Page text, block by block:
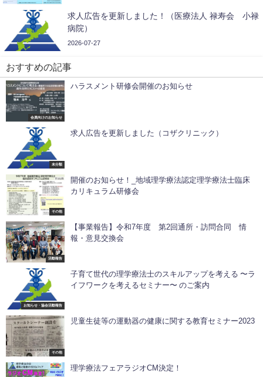
求人広告を更新しました！（医療法人 禄寿会 小禄
病院）
2026-07-27
おすすめの記事
会員向けのお知らせ
ハラスメント研修会開催のお知らせ
未分類
求人広告を更新しました（コザクリニック）
その他
開催のお知らせ！_地域理学療法認定理学療法士臨床
カリキュラム研修会
活動報告
【事業報告】令和7年度 第2回通所・訪問合同 情
報・意見交換会
お知らせ・協会活動報告
子育て世代の理学療法士のスキルアップを考える 〜ラ
イフワークを考えるセミナー〜 のご案内
その他
児童生徒等の運動器の健康に関する教育セミナー2023
理学療法フェアラジオCM決定！